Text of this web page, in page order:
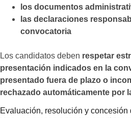
los documentos
las declaraciones
convocatoria
Los candidatos deben respetar
presentación indicados en la
presentado fuera de plazo o
rechazado automáticamente por
Evaluación, resolución y concesión